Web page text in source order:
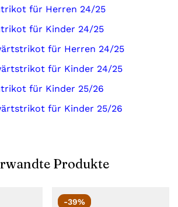
für Herren 24/25
für Kinder 24/25
für Herren 24/25
für Kinder 24/25
für Kinder 25/26
für Kinder 25/26
Produkte
-39%